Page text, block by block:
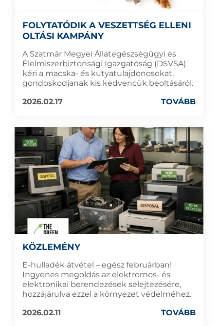
FOLYTATÓDIK A VESZETTSÉG ELLENI
OLTÁSI KAMPÁNY
A Szatmár Megyei Állategészségügyi és
Élelmiszerbiztonsági Igazgatóság (DSVSA)
kéri a macska- és kutyatulajdonosokat,
gondoskodjanak kis kedvencük beoltásáról.
2026.02.17
TOVÁBB
KÖZLEMÉNY
E-hulladék átvétel – egész februárban!
Ingyenes megoldás az elektromos- és
elektronikai berendezések selejtezésére,
hozzájárulva ezzel a környezet védelméhez.
2026.02.11
TOVÁBB